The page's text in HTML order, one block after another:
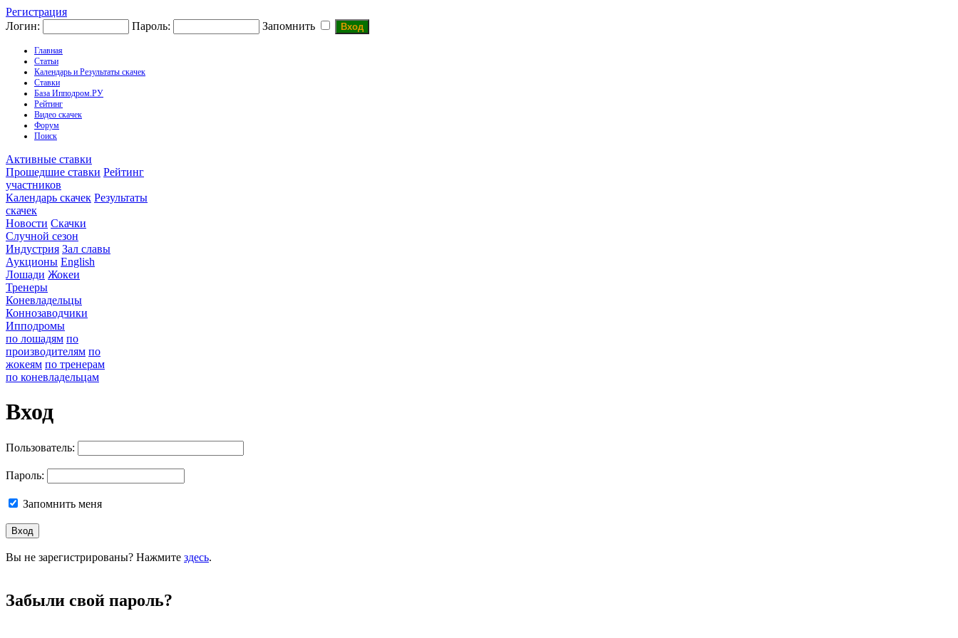
Регистрация
Логин:
Пароль: Запомнить
Главная
Статьи
Календарь и Результаты скачек
Ставки
База Ипподром.РУ
Рейтинг
Видео скачек
Форум
Поиск
Активные ставки
Прошедшие ставки Рейтинг
участников
Календарь скачек Результаты
скачек
Новости Скачки
Случной сезон
Индустрия Зал славы
Аукционы English
Лошади Жокеи
Тренеры
Коневладельцы
Коннозаводчики
Ипподромы
по лошадям по
производителям по
жокеям по тренерам
по коневладельцам
Вход
Пользователь:
Пароль:
Запомнить меня
Вы не зарегистрированы? Нажмите здесь.
Забыли свой пароль?